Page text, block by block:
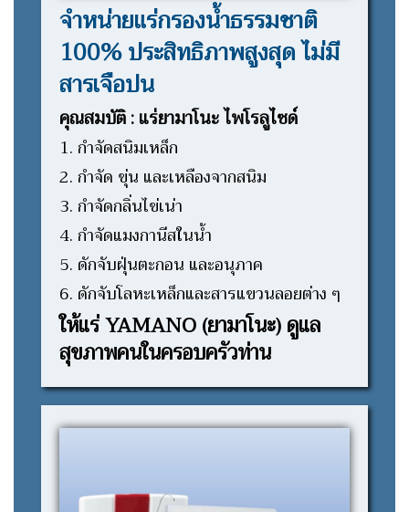
จำหน่ายแร่กรองน้ำธรรมชาติ
100% ประสิทธิภาพสูงสุด ไม่มี
สารเจือปน
คุณสมบัติ : แร่ยามาโนะ ไพโรลูไซด์
1. กำจัดสนิมเหล็ก
2. กำจัด ขุ่น และเหลืองจากสนิม
3. กำจัดกลิ่นไข่เน่า
4. กำจัดแมงกานีสในน้ำ
5. ดักจับฝุ่นตะกอน และอนุภาค
6. ดักจับโลหะเหล็กและสารแขวนลอยต่าง ๆ
ให้แร่ YAMANO (ยามาโนะ) ดูแล
สุขภาพคนในครอบครัวท่าน